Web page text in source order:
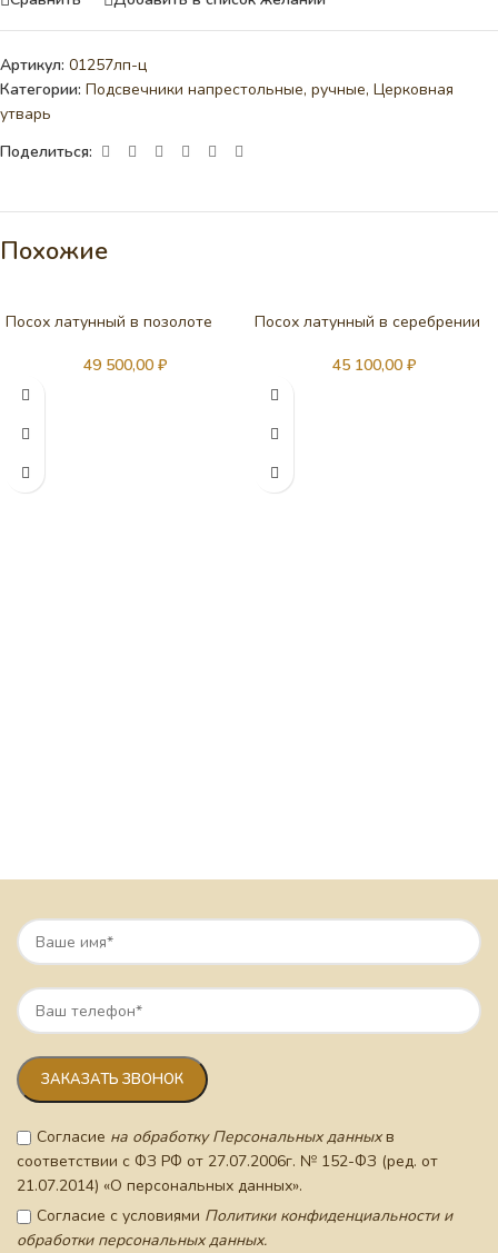
Артикул: 01257лп-ц
Категории: Подсвечники напрестольные, ручные, Церковная
утварь
Поделиться:
Похожие
Посох латунный в позолоте
49 500,00 ₽
Посох латунный в серебрении
45 100,00 ₽
Согласие на обработку Персональных данныхв
соответствии с ФЗ РФ от 27.07.2006г. № 152-ФЗ (ред. от
21.07.2014) «О персональных данных».
Согласие с условиями Политики конфиденциальности и
обработки персональных данных.